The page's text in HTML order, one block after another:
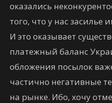
оказались
того, что у нас
И это оказывает
платежный баланс
обложения посылок
частично негативные
на рынке. Ибо, хочу